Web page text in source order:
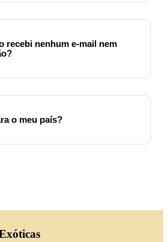
recebi nenhum e‑mail nem
o meu país?